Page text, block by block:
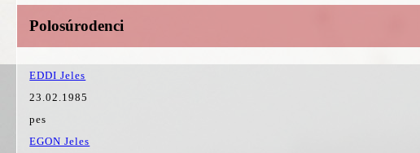
Polosúrodenci
EDDI Jeles
23.02.1985
pes
EGON Jeles